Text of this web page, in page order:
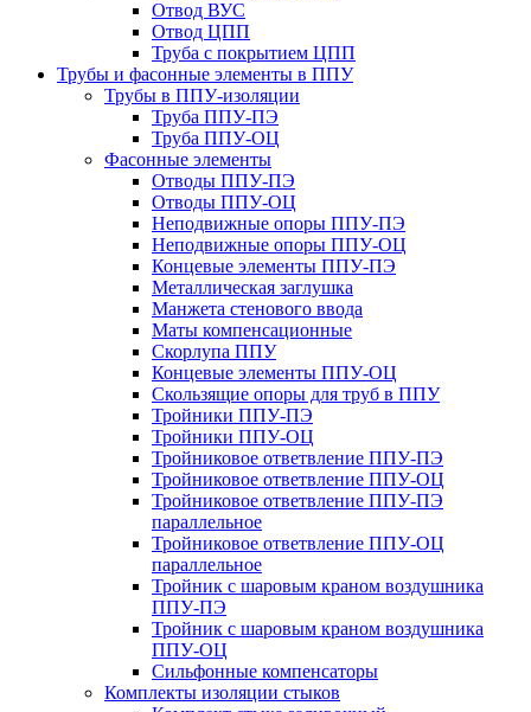
Отвод ВУС
Отвод ЦПП
Труба с покрытием ЦПП
Трубы и фасонные элементы в ППУ
Трубы в ППУ-изоляции
Труба ППУ-ПЭ
Труба ППУ-ОЦ
Фасонные элементы
Отводы ППУ-ПЭ
Отводы ППУ-ОЦ
Неподвижные опоры ППУ-ПЭ
Неподвижные опоры ППУ-ОЦ
Концевые элементы ППУ-ПЭ
Металлическая заглушка
Манжета стенового ввода
Маты компенсационные
Скорлупа ППУ
Концевые элементы ППУ-ОЦ
Скользящие опоры для труб в ППУ
Тройники ППУ-ПЭ
Тройники ППУ-ОЦ
Тройниковое ответвление ППУ-ПЭ
Тройниковое ответвление ППУ-ОЦ
Тройниковое ответвление ППУ-ПЭ
параллельное
Тройниковое ответвление ППУ-ОЦ
параллельное
Тройник с шаровым краном воздушника
ППУ-ПЭ
Тройник с шаровым краном воздушника
ППУ-ОЦ
Сильфонные компенсаторы
Комплекты изоляции стыков